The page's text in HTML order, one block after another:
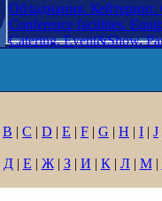
Обладнання. Кейтеринг.
Conference facilities.
Catering. Event&Show.
B | C | D | E | F | G | H | I | J
Д| Е | Ж| З| И | К| Л| М|